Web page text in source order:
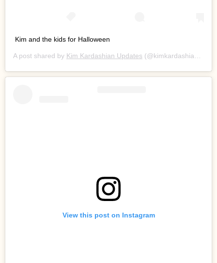
Kim and the kids for Halloween
A post shared by Kim Kardashian Updates (@kimkardashiansnap) on
View this post on Instagram